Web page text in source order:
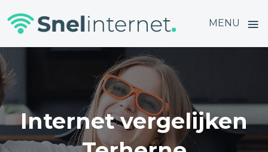
MENU ≡
Skip
to
content
Internet vergelijken